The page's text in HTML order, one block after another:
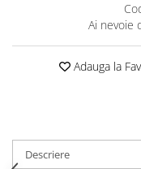
Cauciuc tubeless cu
Anvelope moto
Ai nevoie
Adauga la
Descriere